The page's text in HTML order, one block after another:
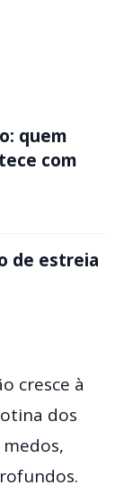
quem
com
de estreia
cresce à
dos